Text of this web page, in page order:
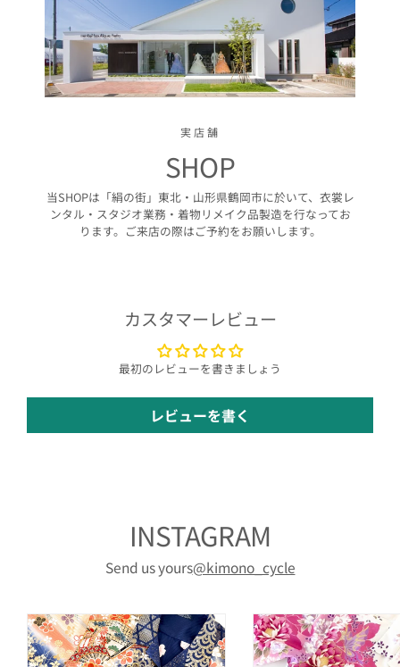
実店舗
SHOP
当SHOPは「絹の街」東北・山形県鶴岡市に於いて、衣裳レ
ンタル・スタジオ業務・着物リメイク品製造を行なってお
ります。ご来店の際はご予約をお願いします。
カスタマーレビュー
最初のレビューを書きましょう
レビューを書く
INSTAGRAM
Send us yours@kimono_cycle